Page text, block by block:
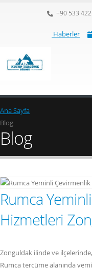
+90 533
Haberler
Ana Sayfa
Blog
Blog
Rumca
Hizmetleri
Zonguldak ilinde ve
Rumca tercüme alanında